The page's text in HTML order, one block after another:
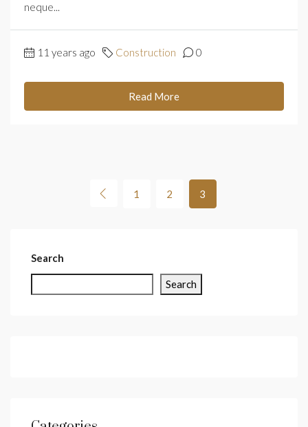
neque...
11 years ago Construction 0
Read More
1 2 3
Search
Search